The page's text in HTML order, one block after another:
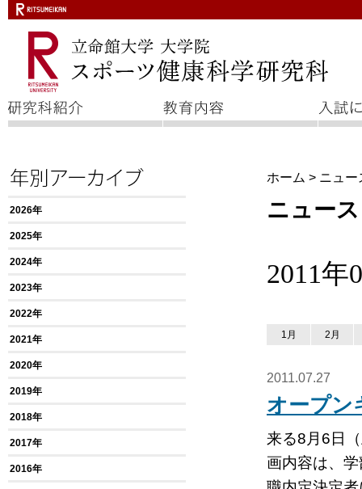
ホーム > ニュー
ニュース
2011年
1月 2月
2011.07.27
オープン
来る8月6日
画内容は、
2026年
2025年
2024年
2023年
2022年
2021年
2020年
2019年
2018年
2017年
2016年